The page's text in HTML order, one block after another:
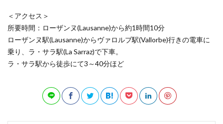
＜アクセス＞
所要時間：ローザンヌ(Lausanne)から約1時間10分
ローザンヌ駅(Lausanne)からヴァロルブ駅(Vallorbe)行きの電車に
乗り、ラ・サラ駅(La Sarraz)で下車。
ラ・サラ駅から徒歩にて3～40分ほど